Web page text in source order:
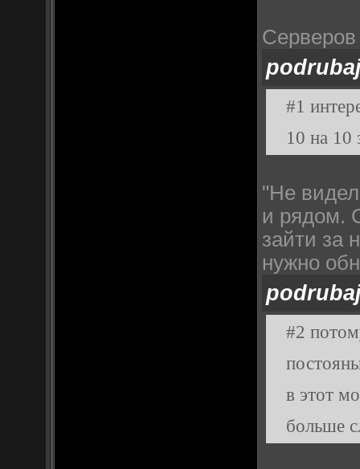
#1
10 на 10
"Не
и рядом.
зайти за
нужно
#2
в этот
больше